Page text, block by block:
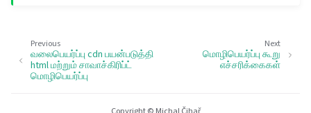
Next
மொழிபெயர்ப்பு கூறு
எச்சரிக்கைகள்
Previous
வலைபெயர்ப்பு cdn பயன்படுத்தி
html மற்றும் சாவாச்கிரிப்ட்
மொழிபெயர்ப்பு